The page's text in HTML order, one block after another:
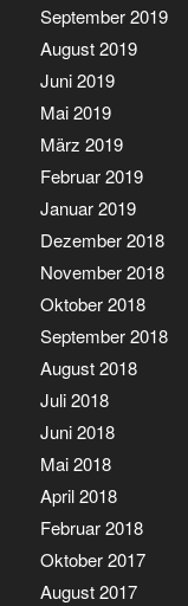
September 2019
August 2019
Juni 2019
Mai 2019
März 2019
Februar 2019
Januar 2019
Dezember 2018
November 2018
Oktober 2018
September 2018
August 2018
Juli 2018
Juni 2018
Mai 2018
April 2018
Februar 2018
Oktober 2017
August 2017